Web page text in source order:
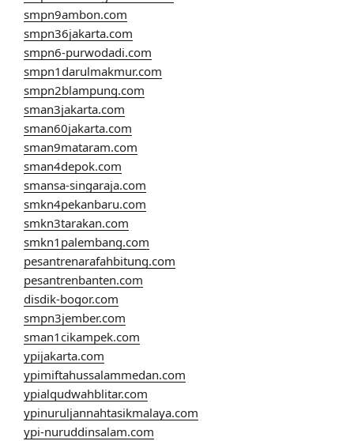
smpn9ambon.com
smpn36jakarta.com
smpn6-purwodadi.com
smpn1darulmakmur.com
smpn2blampung.com
sman3jakarta.com
sman60jakarta.com
sman9mataram.com
sman4depok.com
smansa-singaraja.com
smkn4pekanbaru.com
smkn3tarakan.com
smkn1palembang.com
pesantrenarafahbitung.com
pesantrenbanten.com
disdik-bogor.com
smpn3jember.com
sman1cikampek.com
ypijakarta.com
ypimiftahussalammedan.com
ypialqudwahblitar.com
ypinuruljannahtasikmalaya.com
ypi-nuruddinsalam.com